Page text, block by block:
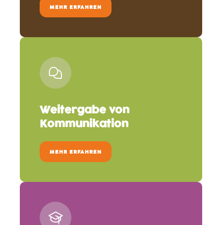
MEHR ERFAHREN
Weitergabe von
Kommunikation
MEHR ERFAHREN